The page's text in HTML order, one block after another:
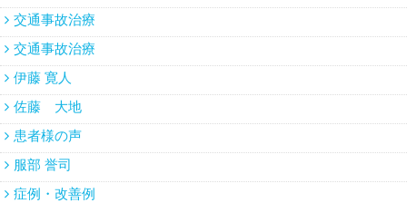
交通事故治療
交通事故治療
伊藤 寛人
佐藤 大地
患者様の声
服部 誉司
症例・改善例